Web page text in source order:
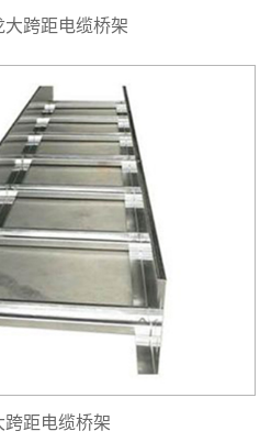
大跨距电缆桥架
跨距电缆桥架